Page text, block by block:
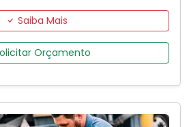
Saiba Mais
Orçamento